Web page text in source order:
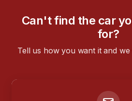
Can't find the car
for?
Tell us how you want it and